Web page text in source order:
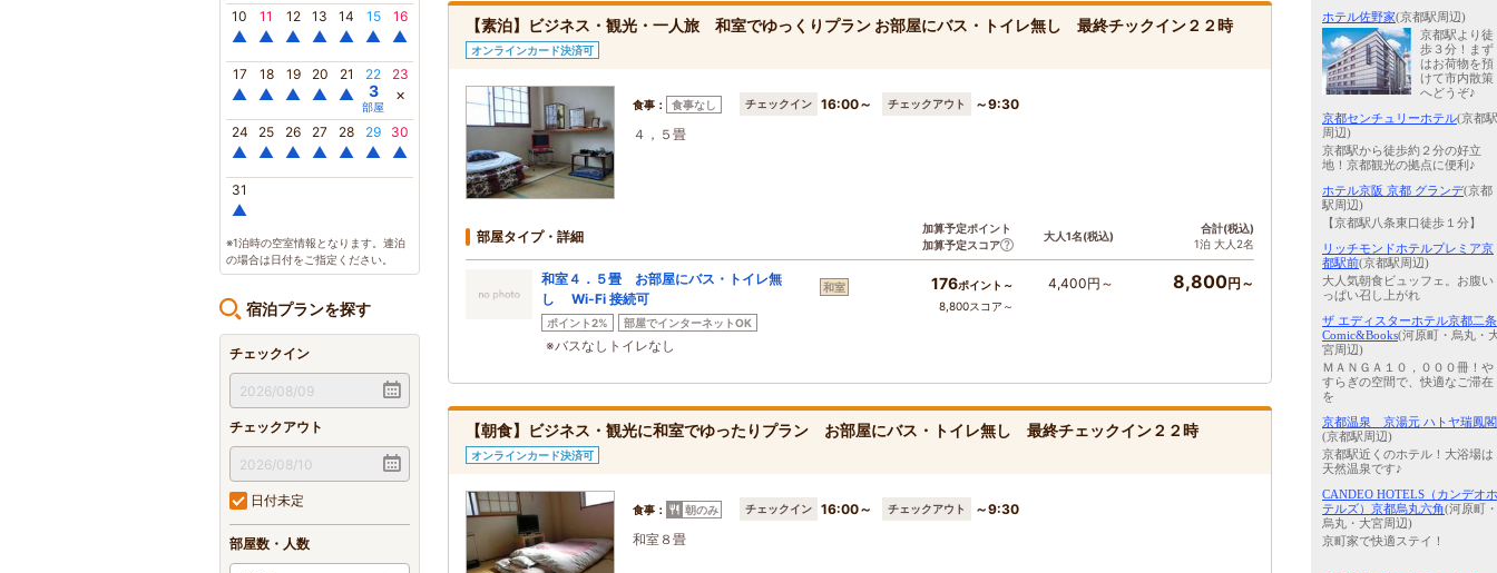
10
▲
11
▲
12
▲
13
▲
14
▲
15
▲
16
▲
17
▲
18
▲
19
▲
20
▲
21
▲
22
3
部屋
23
×
24
▲
25
▲
26
▲
27
▲
28
▲
29
▲
30
▲
31
▲
※1泊時の空室情報となります。連泊
の場合は日付をご指定ください。
宿泊プランを探す
チェックイン
チェックアウト
日付未定
部屋数・人数
【素泊】ビジネス・観光・一人旅 和室でゆっくりプラン お部屋にバス・トイレ無し 最終チックイン２２時
オンラインカード決済可
食事： 食事なし チェックイン 16:00～ チェックアウト
～9:30
４，５畳
部屋タイプ・詳細
加算予定ポイント
加算予定スコア
大人1名(税込)
合計(税込)
1泊 大人2名
和室４．５畳 お部屋にバス・トイレ無
し Wi-Fi 接続可
ポイント2% 部屋でインターネットOK
※バスなしトイレなし
和室 176ポイント～
8,800スコア～
4,400円～ 8,800円～
【朝食】ビジネス・観光に和室でゆったりプラン お部屋にバス・トイレ無し 最終チェックイン２２時
オンラインカード決済可
食事： 朝のみ チェックイン 16:00～ チェックアウト
～9:30
和室８畳
ホテル佐野家(京都駅周辺)
京都駅より徒
歩３分！まず
はお荷物を預
けて市内散策
へどうぞ♪
京都センチュリーホテル(京都駅
周辺)
京都駅から徒歩約２分の好立
地！京都観光の拠点に便利♪
ホテル京阪 京都 グランデ(京都
駅周辺)
【京都駅八条東口徒歩１分】
リッチモンドホテルプレミア京
都駅前(京都駅周辺)
大人気朝食ビュッフェ。お腹い
っぱい召し上がれ
ザ エディスターホテル京都二条
Comic&Books(河原町・烏丸・
宮周辺)
ＭＡＮＧＡ１０，０００冊！や
すらぎの空間で、快適なご滞在
を
京都温泉 京湯元 ハトヤ瑞鳳閣
(京都駅周辺)
京都駅近くのホテル！大浴場は
天然温泉です♪
CANDEO HOTELS（カンデオホ
テルズ）京都烏丸六角(河原町・
烏丸・大宮周辺)
京町家で快適ステイ！